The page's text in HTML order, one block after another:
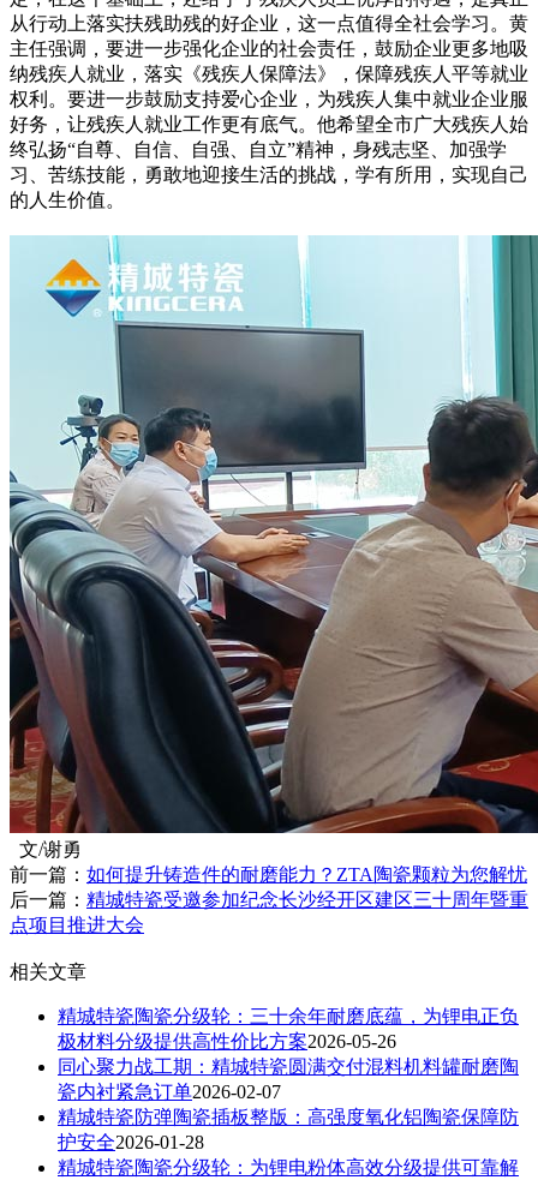
从行动上落实扶残助残的好企业，这一点值得全社会学习。黄
主任强调，要进一步强化企业的社会责任，鼓励企业更多地吸
纳残疾人就业，落实《残疾人保障法》，保障残疾人平等就业
权利。要进一步鼓励支持爱心企业，为残疾人集中就业企业服
好务，让残疾人就业工作更有底气。他希望全市广大残疾人始
终弘扬“自尊、自信、自强、自立”精神，身残志坚、加强学
习、苦练技能，勇敢地迎接生活的挑战，学有所用，实现自己
的人生价值。
文/谢勇
前一篇： 如何提升铸造件的耐磨能力？ZTA陶瓷颗粒为您解忧
后一篇： 精城特瓷受邀参加纪念长沙经开区建区三十周年暨重
点项目推进大会
相关文章
精城特瓷陶瓷分级轮：三十余年耐磨底蕴，为锂电正负
极材料分级提供高性价比方案2026-05-26
同心聚力战工期：精城特瓷圆满交付混料机料罐耐磨陶
瓷内衬紧急订单2026-02-07
精城特瓷防弹陶瓷插板整版：高强度氧化铝陶瓷保障防
护安全2026-01-28
精城特瓷陶瓷分级轮：为锂电粉体高效分级提供可靠解